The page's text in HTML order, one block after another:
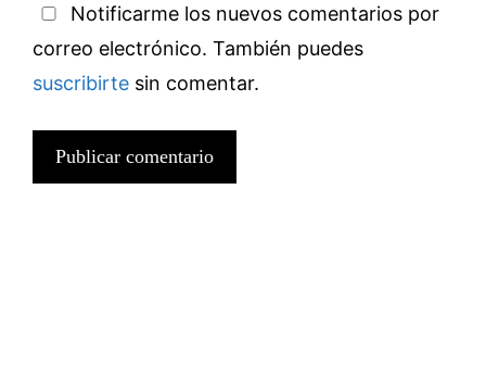
Notificarme los nuevos comentarios por
correo electrónico. También puedes
suscribirte sin comentar.